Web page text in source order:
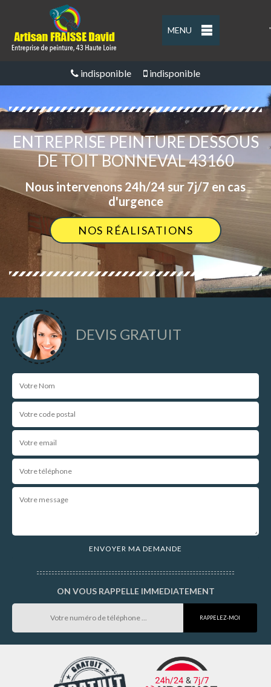
MENU '
indisponible indisponible
ENTREPRISE PEINTURE DESSOUS
DE TOIT BONNEVAL 43160
Nous intervenons 24h/24 sur 7j/7 en cas
d'urgence
NOS RÉALISATIONS
DEVIS GRATUIT
ON VOUS RAPPELLE IMMEDIATEMENT